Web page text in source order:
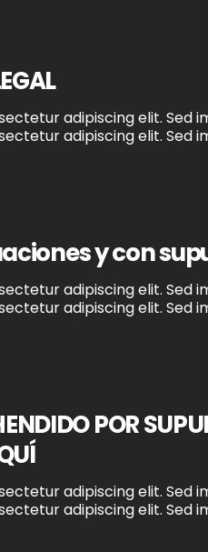
adipiscing elit. Sed
adipiscing elit. Sed
y con
adipiscing elit. Sed
adipiscing elit. Sed
POR
adipiscing elit. Sed
adipiscing elit. Sed